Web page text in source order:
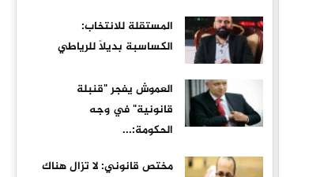
المستقلة للانتخاب:
الكساسبة بديلاً للرياطي
العموش يفجر "قنبلة
قانونية" في وجه
الحكومة:...
مختص قانوني: لا تزال هناك